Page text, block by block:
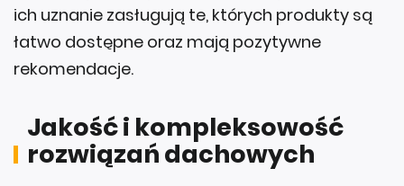
ich uznanie zasługują te, których produkty są
łatwo dostępne oraz mają pozytywne
rekomendacje.
Jakość i kompleksowość
rozwiązań dachowych